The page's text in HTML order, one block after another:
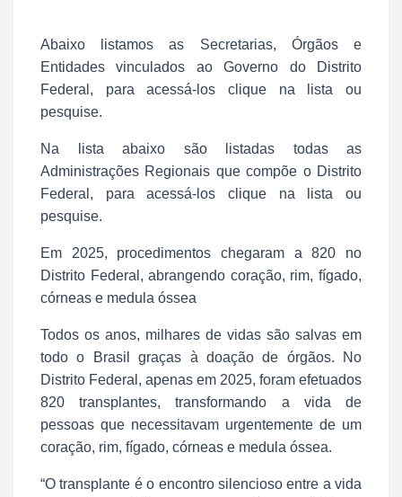
Abaixo listamos as Secretarias, Órgãos e
Entidades vinculados ao Governo do Distrito
Federal, para acessá-los clique na lista ou
pesquise.
Na lista abaixo são listadas todas as
Administrações Regionais que compõe o Distrito
Federal, para acessá-los clique na lista ou
pesquise.
Em 2025, procedimentos chegaram a 820 no
Distrito Federal, abrangendo coração, rim, fígado,
córneas e medula óssea
Todos os anos, milhares de vidas são salvas em
todo o Brasil graças à doação de órgãos. No
Distrito Federal, apenas em 2025, foram efetuados
820 transplantes, transformando a vida de
pessoas que necessitavam urgentemente de um
coração, rim, fígado, córneas e medula óssea.
“O transplante é o encontro silencioso entre a vida